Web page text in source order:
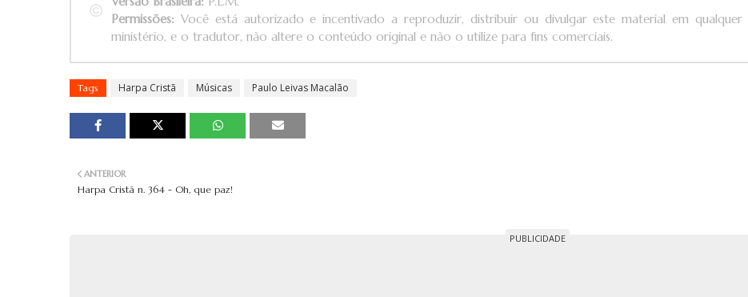
Permissões: Você está autorizado e incentivado a reproduzir, distribuir ou divulgar este material em
ministério, e o tradutor, não altere o conteúdo original e não o utilize para fins comerciais.
Tags Harpa Cristã Músicas Paulo Leivas Macalão
ANTERIOR
Harpa Cristã n. 364 - Oh, que paz!